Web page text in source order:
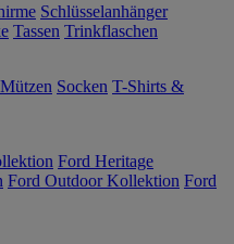
Schlüsselanhänger
Tassen Trinkflaschen
Socken T-Shirts &
Ford Heritage
Ford Outdoor Kollektion Ford